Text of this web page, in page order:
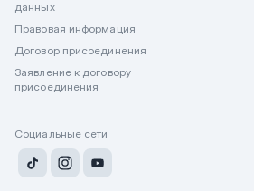
данных
Правовая информация
Договор присоединения
Заявление к договору
присоединения
Социальные сети